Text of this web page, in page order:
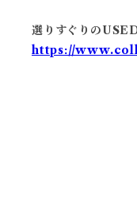
選りすぐりの
https://